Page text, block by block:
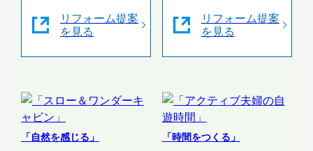
リフォーム提案
を見る
リフォーム提案
を見る
「自然を感じる」 「時間をつくる」